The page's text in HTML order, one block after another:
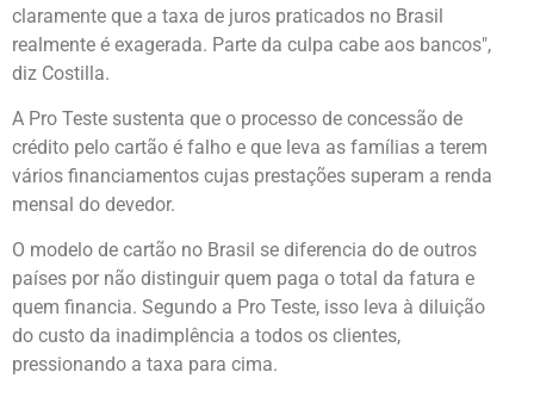
claramente que a taxa de juros praticados no Brasil
realmente é exagerada. Parte da culpa cabe aos bancos",
diz Costilla.
A Pro Teste sustenta que o processo de concessão de
crédito pelo cartão é falho e que leva as famílias a terem
vários financiamentos cujas prestações superam a renda
mensal do devedor.
O modelo de cartão no Brasil se diferencia do de outros
países por não distinguir quem paga o total da fatura e
quem financia. Segundo a Pro Teste, isso leva à diluição
do custo da inadimplência a todos os clientes,
pressionando a taxa para cima.